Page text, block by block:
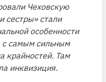
Чеховскую
сестры» стали
особенности
с самым сильным
крайностей. Там
инквизиция.